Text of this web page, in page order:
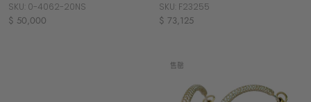
SKU: 0-4062-20NS
$ 50,000
SKU: F23255
$ 73,125
售罄